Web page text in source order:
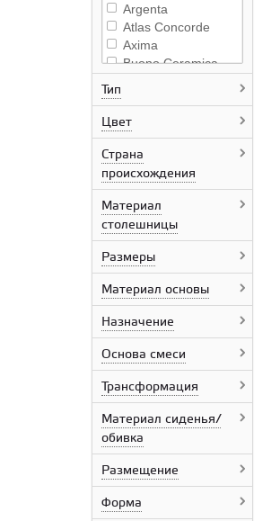
Argenta
Atlas Concorde
Axima
Buono Ceramica
Grossman
Geotiles Ceramica
Bonapart
Bonito Home
ColiseumGres
Ceramica Rondine
Casati Ceramica
Creavit
Cersanit
сантехника
Cersanit
Ceresit
Ceraland
Cerrad
Equipe Cerámicas
Estima
Ceramika Paradyz
Geberit
Italon
Imola Ceramica
IDALGO
Тип
Цвет
Страна
происхождения
Материал
столешницы
Размеры
Материал основы
Назначение
Основа смеси
Трансформация
Материал сиденья/
обивка
Размещение
Форма